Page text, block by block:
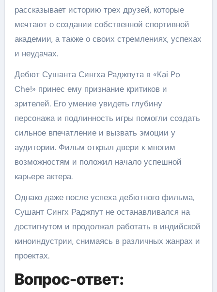
рассказывает историю трех друзей, которые
мечтают о создании собственной спортивной
академии, а также о своих стремлениях, успехах
и неудачах.
Дебют Сушанта Сингха Раджпута в «Kai Po
Che!» принес ему признание критиков и
зрителей. Его умение увидеть глубину
персонажа и подлинность игры помогли создать
сильное впечатление и вызвать эмоции у
аудитории. Фильм открыл двери к многим
возможностям и положил начало успешной
карьере актера.
Однако даже после успеха дебютного фильма,
Сушант Сингх Раджпут не останавливался на
достигнутом и продолжал работать в индийской
киноиндустрии, снимаясь в различных жанрах и
проектах.
Вопрос-ответ: